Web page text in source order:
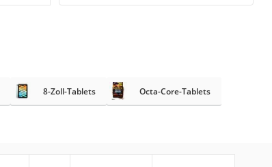
8-Zoll-Tablets Octa-Core-Tablets